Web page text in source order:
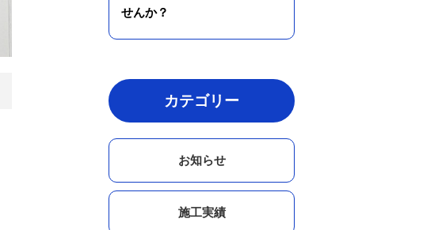
せんか？
カテゴリー
お知らせ
施工実績